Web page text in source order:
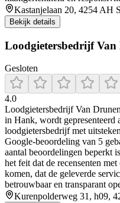
Kastanjelaan 20, 4254 AH
Bekijk details
Loodgietersbedrijf Van
Gesloten
4.0
Loodgietersbedrijf Van
in Hank, wordt gepresenteerd
loodgietersbedrijf met
Google-beoordeling van 5
aantal beoordelingen beperkt
het feit dat de recensenten
komen, dat de geleverde
betrouwbaar en transparant
Kurenpolderweg 31, h09,